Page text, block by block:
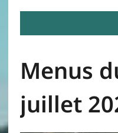
Menus
juillet